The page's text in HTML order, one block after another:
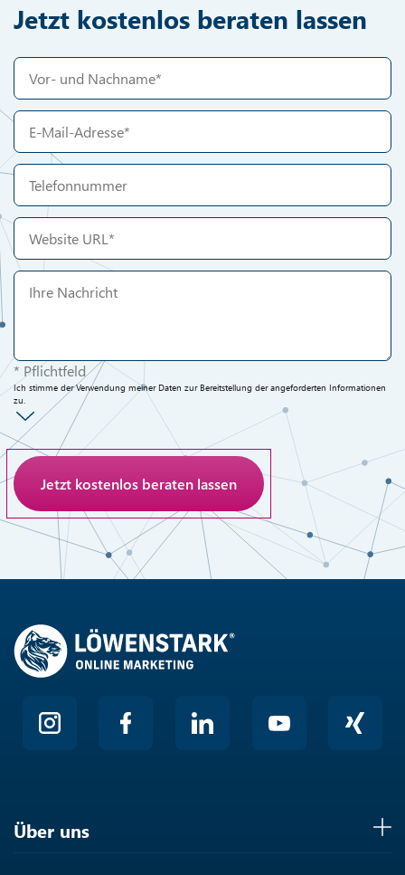
Jetzt kostenlos beraten lassen
* Pflichtfeld
Ich stimme der Verwendung meiner Daten zur Bereitstellung der angeforderten Informationen
zu.
Anti-Roboter-Verifizierung
Hier klicken
Über uns